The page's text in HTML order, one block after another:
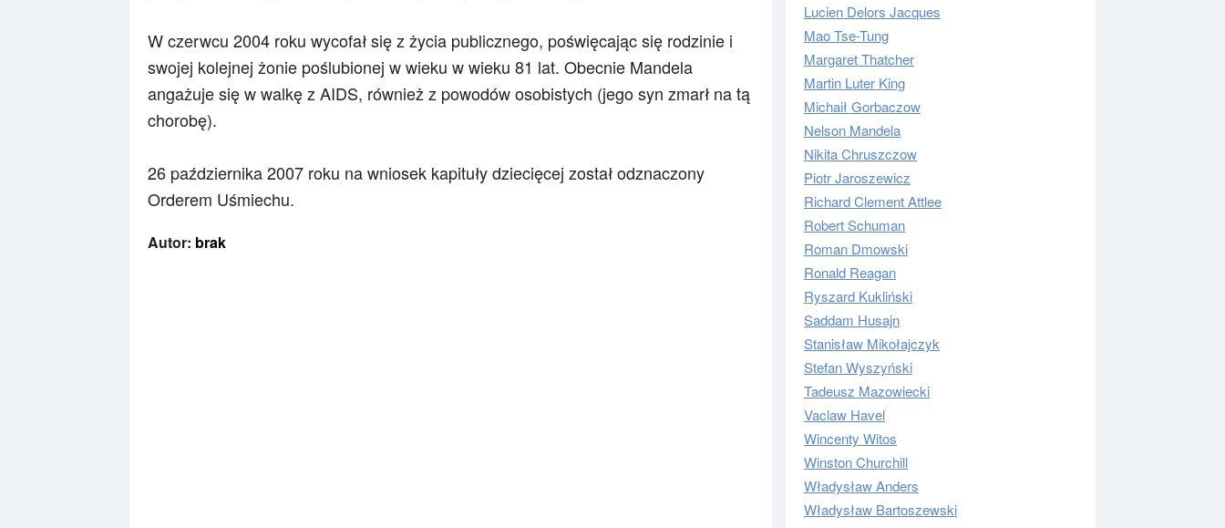
W czerwcu 2004 roku wycofał się z życia publicznego, poświęcając się rodzinie i
swojej kolejnej żonie poślubionej w wieku w wieku 81 lat. Obecnie Mandela
angażuje się w walkę z AIDS, również z powodów osobistych (jego syn zmarł na tą
chorobę).
26 października 2007 roku na wniosek kapituły dziecięcej został odznaczony
Orderem Uśmiechu.
Autor: brak
Lucien Delors Jacques
Mao Tse-Tung
Margaret Thatcher
Martin Luter King
Michaił Gorbaczow
Nelson Mandela
Nikita Chruszczow
Piotr Jaroszewicz
Richard Clement Attlee
Robert Schuman
Roman Dmowski
Ronald Reagan
Ryszard Kukliński
Saddam Husajn
Stanisław Mikołajczyk
Stefan Wyszyński
Tadeusz Mazowiecki
Vaclaw Havel
Wincenty Witos
Winston Churchill
Władysław Anders
Władysław Bartoszewski